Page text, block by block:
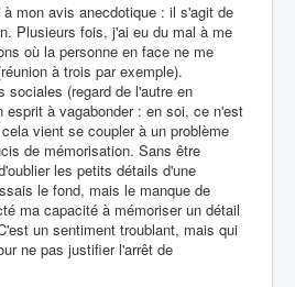
mon avis anecdotique : il s'agit de
Plusieurs fois, j'ai eu du mal à me
où la personne en face ne me
à trois par exemple).
sociales (regard de l'autre en
esprit à vagabonder : en soi, ce n'est
vient se coupler à un problème
de mémorisation. Sans être
les petits détails d'une
le fond, mais le manque de
ma capacité à mémoriser un détail
un sentiment troublant, mais qui
ne pas justifier l'arrêt de